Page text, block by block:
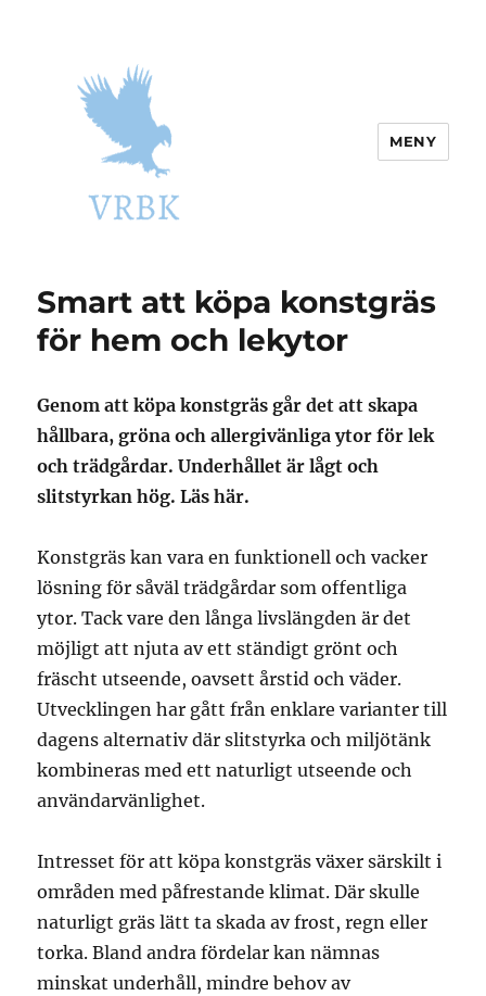
MENY
Smart att köpa konstgräs
för hem och lekytor
Genom att köpa konstgräs går det att skapa
hållbara, gröna och allergivänliga ytor för lek
och trädgårdar. Underhållet är lågt och
slitstyrkan hög. Läs här.
Konstgräs kan vara en funktionell och vacker
lösning för såväl trädgårdar som offentliga
ytor. Tack vare den långa livslängden är det
möjligt att njuta av ett ständigt grönt och
fräscht utseende, oavsett årstid och väder.
Utvecklingen har gått från enklare varianter till
dagens alternativ där slitstyrka och miljötänk
kombineras med ett naturligt utseende och
användarvänlighet.
Intresset för att köpa konstgräs växer särskilt i
områden med påfrestande klimat. Där skulle
naturligt gräs lätt ta skada av frost, regn eller
torka. Bland andra fördelar kan nämnas
minskat underhåll, mindre behov av